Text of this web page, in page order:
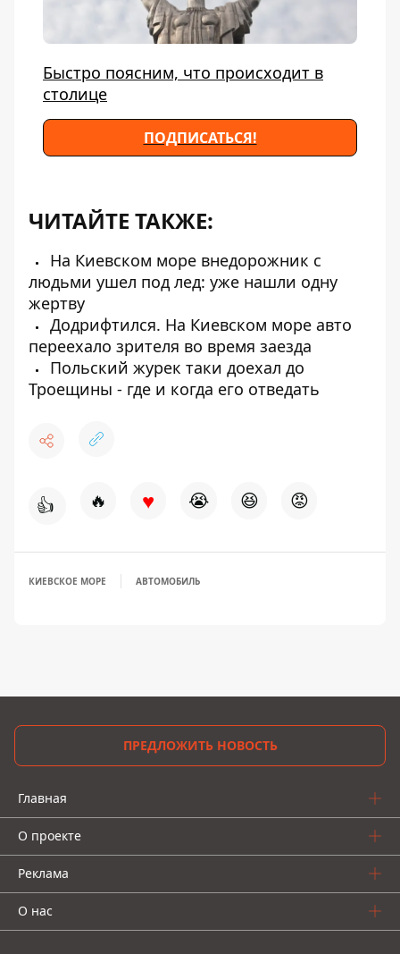
Быстро поясним, что происходит в
столице
ПОДПИСАТЬСЯ!
ЧИТАЙТЕ ТАКЖЕ:
На Киевском море внедорожник с
людьми ушел под лед: уже нашли одну
жертву
Додрифтился. На Киевском море авто
переехало зрителя во время заезда
Польский журек таки доехал до
Троещины - где и когда его отведать
👍 🔥 ♥ 😭 😆 😡
КИЕВСКОЕ МОРЕ АВТОМОБИЛЬ
ПРЕДЛОЖИТЬ НОВОСТЬ
Главная
О проекте
Реклама
О нас